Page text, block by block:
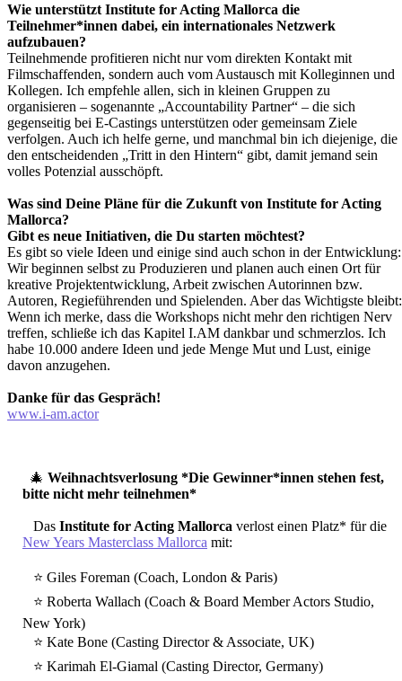
Wie unterstützt Institute for Acting Mallorca die
Teilnehmer*innen dabei, ein internationales Netzwerk
aufzubauen?
Teilnehmende profitieren nicht nur vom direkten Kontakt mit
Filmschaffenden, sondern auch vom Austausch mit Kolleginnen und
Kollegen. Ich empfehle allen, sich in kleinen Gruppen zu
organisieren – sogenannte „Accountability Partner“ – die sich
gegenseitig bei E-Castings unterstützen oder gemeinsam Ziele
verfolgen. Auch ich helfe gerne, und manchmal bin ich diejenige, die
den entscheidenden „Tritt in den Hintern“ gibt, damit jemand sein
volles Potenzial ausschöpft.
Was sind Deine Pläne für die Zukunft von Institute for Acting
Mallorca?
Gibt es neue Initiativen, die Du starten möchtest?
Es gibt so viele Ideen und einige sind auch schon in der Entwicklung:
Wir beginnen selbst zu Produzieren und planen auch einen Ort für
kreative Projektentwicklung, Arbeit zwischen Autorinnen bzw.
Autoren, Regieführenden und Spielenden. Aber das Wichtigste bleibt:
Wenn ich merke, dass die Workshops nicht mehr den richtigen Nerv
treffen, schließe ich das Kapitel I.AM dankbar und schmerzlos. Ich
habe 10.000 andere Ideen und jede Menge Mut und Lust, einige
davon anzugehen.
Danke für das Gespräch!
www.i-am.actor
🎄 Weihnachtsverlosung *Die Gewinner*innen stehen fest,
bitte nicht mehr teilnehmen*
Das Institute for Acting Mallorca verlost einen Platz* für die
New Years Masterclass Mallorca mit:
⭐️ Giles Foreman (Coach, London & Paris)
⭐️ Roberta Wallach (Coach & Board Member Actors Studio,
New York)
⭐️ Kate Bone (Casting Director & Associate, UK)
⭐️ Karimah El-Giamal (Casting Director, Germany)